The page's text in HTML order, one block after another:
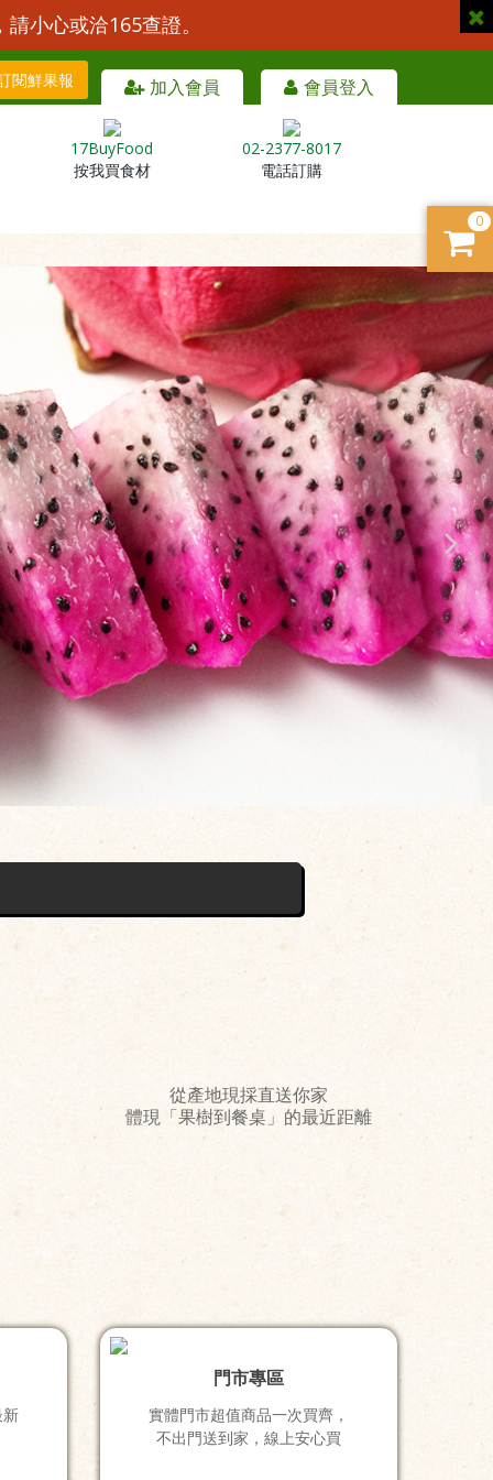
小心或洽165查證。
加入會員 會員登入
閱鮮果報
17BuyFood
按我買食材
02-2377-8017
電話訂購
從產地現採直送你家
體現「果樹到餐桌」的最近距離
門市專區
實體門市超值商品一次買齊，
不出門送到家，線上安心買
0